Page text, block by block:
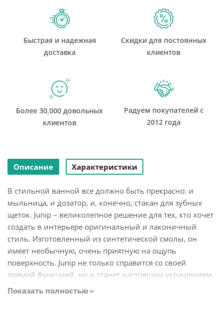
Быстрая и надежная
доставка
Скидки для постоянных
клиентов
Более 30,000 довольных
клиентов
Радуем покупателей с
2012 года
Описание Характеристики
В стильной ванной все должно быть прекрасно: и
мыльница, и дозатор, и, конечно, стакан для зубных
щеток. Junip – великолепное решение для тех, кто хочет
создать в интерьере оригинальный и лаконичный
стиль. Изготовленный из синтетической смолы, он
имеет необычную, очень приятную на ощупь
поверхность. Junip не только справится со своей
прямой функцией, но и станет настоящим украшением
вашей ванной комнаты.
Показать полностью